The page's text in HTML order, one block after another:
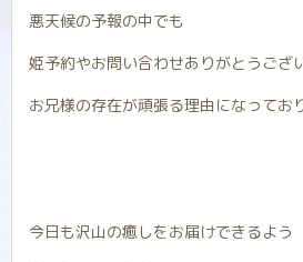
悪天候の予報の中でも
姫予約やお問い合わせありがとうござ
お兄様の存在が頑張る理由になってお
今日も沢山の癒しをお届けできるよう